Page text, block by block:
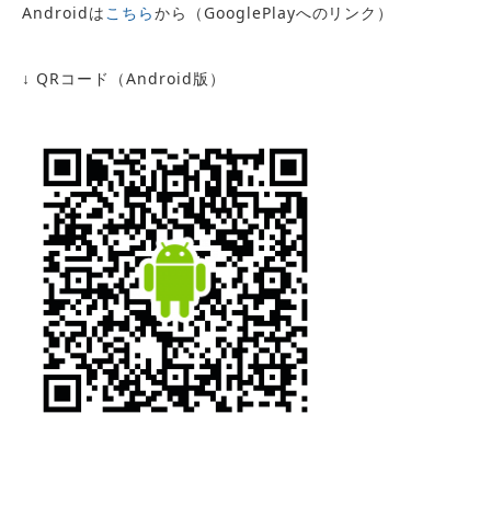
Androidは こちらから（GooglePlayへのリンク）
↓ QRコード（Android版）